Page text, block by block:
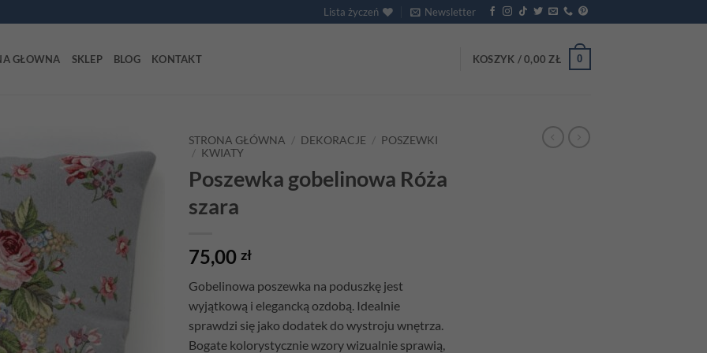
Lista życzeń Newsletter
GŁOWNA SKLEP BLOG KONTAKT KOSZYK /0,00 ZŁ 0
Add to
wishlist
STRONA GŁÓWNA / DEKORACJE / POSZEWKI
/ KWIATY
Poszewka gobelinowa Róża
szara
75,00 zł
Gobelinowa poszewka na poduszkę jest
wyjątkową i elegancką ozdobą. Idealnie
sprawdzi się jako dodatek do wystroju wnętrza.
Bogate kolorystycznie wzory wizualnie sprawią,